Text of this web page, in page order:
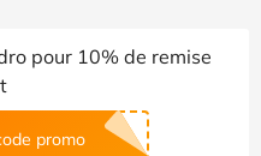
pour 10% de remise
promo